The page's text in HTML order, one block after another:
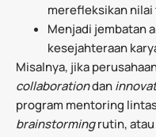
merefleksikan
Menjadi jembatan
kesejahteraan
Misalnya, jika
collaborationdan
program mentoring
brainstormingrutin,